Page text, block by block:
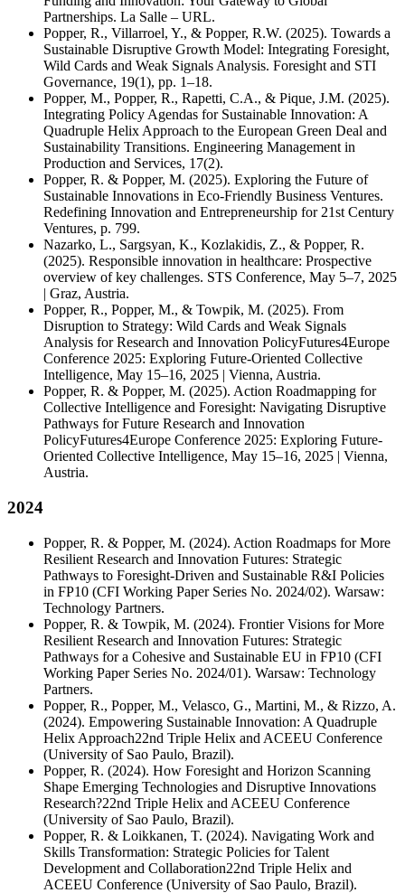
Partnerships. La Salle – URL.
Popper, R., Villarroel, Y., & Popper, R.W. (2025). Towards a
Sustainable Disruptive Growth Model: Integrating Foresight,
Wild Cards and Weak Signals Analysis. Foresight and STI
Governance, 19(1), pp. 1–18.
Popper, M., Popper, R., Rapetti, C.A., & Pique, J.M. (2025).
Integrating Policy Agendas for Sustainable Innovation: A
Quadruple Helix Approach to the European Green Deal and
Sustainability Transitions. Engineering Management in
Production and Services, 17(2).
Popper, R. & Popper, M. (2025). Exploring the Future of
Sustainable Innovations in Eco-Friendly Business Ventures.
Redefining Innovation and Entrepreneurship for 21st Century
Ventures, p. 799.
Nazarko, L., Sargsyan, K., Kozlakidis, Z., & Popper, R.
(2025). Responsible innovation in healthcare: Prospective
overview of key challenges. STS Conference, May 5–7, 2025
| Graz, Austria.
Popper, R., Popper, M., & Towpik, M. (2025). From
Disruption to Strategy: Wild Cards and Weak Signals
Analysis for Research and Innovation PolicyFutures4Europe
Conference 2025: Exploring Future-Oriented Collective
Intelligence, May 15–16, 2025 | Vienna, Austria.
Popper, R. & Popper, M. (2025). Action Roadmapping for
Collective Intelligence and Foresight: Navigating Disruptive
Pathways for Future Research and Innovation
PolicyFutures4Europe Conference 2025: Exploring Future-
Oriented Collective Intelligence, May 15–16, 2025 | Vienna,
Austria.
2024
Popper, R. & Popper, M. (2024). Action Roadmaps for More
Resilient Research and Innovation Futures: Strategic
Pathways to Foresight-Driven and Sustainable R&I Policies
in FP10 (CFI Working Paper Series No. 2024/02). Warsaw:
Technology Partners.
Popper, R. & Towpik, M. (2024). Frontier Visions for More
Resilient Research and Innovation Futures: Strategic
Pathways for a Cohesive and Sustainable EU in FP10 (CFI
Working Paper Series No. 2024/01). Warsaw: Technology
Partners.
Popper, R., Popper, M., Velasco, G., Martini, M., & Rizzo, A.
(2024). Empowering Sustainable Innovation: A Quadruple
Helix Approach22nd Triple Helix and ACEEU Conference
(University of Sao Paulo, Brazil).
Popper, R. (2024). How Foresight and Horizon Scanning
Shape Emerging Technologies and Disruptive Innovations
Research?22nd Triple Helix and ACEEU Conference
(University of Sao Paulo, Brazil).
Popper, R. & Loikkanen, T. (2024). Navigating Work and
Skills Transformation: Strategic Policies for Talent
Development and Collaboration22nd Triple Helix and
ACEEU Conference (University of Sao Paulo, Brazil).